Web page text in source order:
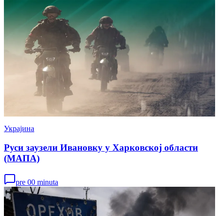
Украјина
Руси заузели Ивановку у Харковској области
(МАПА)
pre 00 minuta